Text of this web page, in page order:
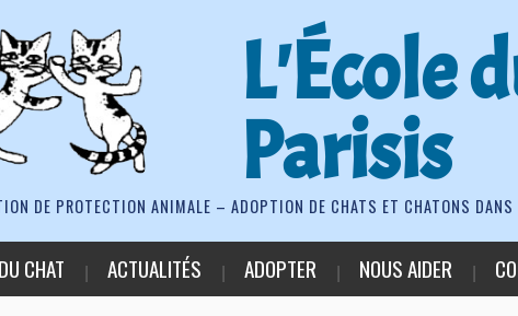
L'École
Parisis
DE PROTECTION ANIMALE – ADOPTION DE CHATS ET CHATONS DANS
CHAT ACTUALITÉS ADOPTER NOUS AIDER